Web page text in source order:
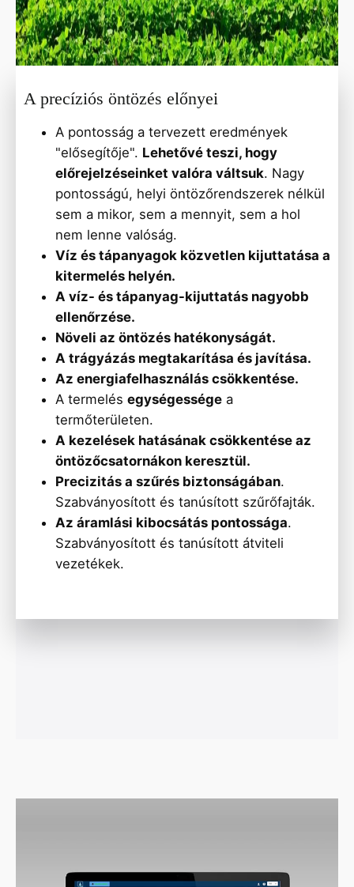
A precíziós öntözés előnyei
A pontosság a tervezett eredmények
"elősegítője". Lehetővé teszi, hogy
előrejelzéseinket valóra váltsuk. Nagy
pontosságú, helyi öntözőrendszerek nélkül
sem a mikor, sem a mennyit, sem a hol
nem lenne valóság.
Víz és tápanyagok közvetlen kijuttatása a
kitermelés helyén.
A víz- és tápanyag-kijuttatás nagyobb
ellenőrzése.
Növeli az öntözés hatékonyságát.
A trágyázás megtakarítása és javítása.
Az energiafelhasználás csökkentése.
A termelés egységessége a
termőterületen.
A kezelések hatásának csökkentése az
öntözőcsatornákon keresztül.
Precizitás a szűrés biztonságában.
Szabványosított és tanúsított szűrőfajták.
Az áramlási kibocsátás pontossága.
Szabványosított és tanúsított átviteli
vezetékek.